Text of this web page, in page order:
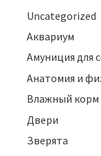
Uncategorized
Аквариум
Амуниция для
Анатомия и
Влажный корм
Двери
Зверята